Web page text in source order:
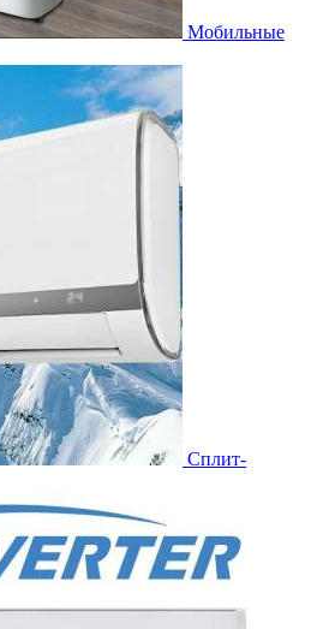
Мобильные
Сплит-